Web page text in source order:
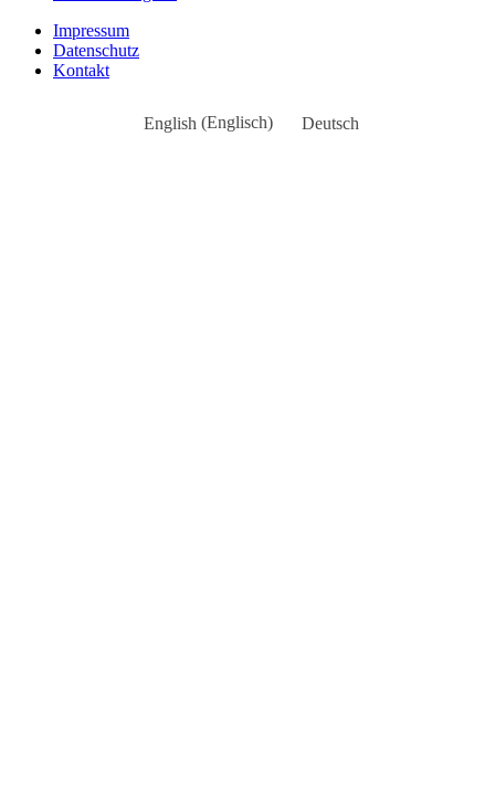
Impressum
Datenschutz
Kontakt
English (Englisch) Deutsch